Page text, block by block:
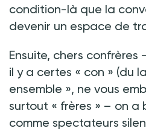
condition-là que la
devenir un espace de
Ensuite, chers confrères
il y a certes « con » (du
ensemble », ne vous
surtout « frères » – on a
comme spectateurs